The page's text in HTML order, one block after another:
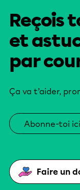
Reçois
et
par
Ça va t’aider,
Abonne-toi
Faire un